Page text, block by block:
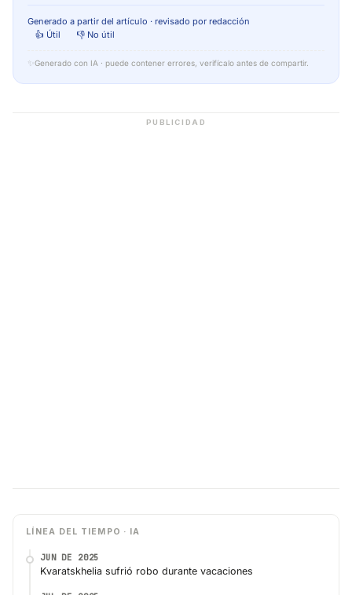
Generado a partir del artículo · revisado por redacción
👍 Útil
👎 No útil
✨ Generado con IA · puede contener errores, verifícalo antes de compartir.
PUBLICIDAD
LÍNEA DEL TIEMPO · IA
JUN DE 2025
Kvaratskhelia sufrió robo durante vacaciones